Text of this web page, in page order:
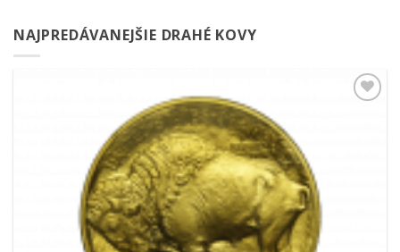
NAJPREDÁVANEJŠIE DRAHÉ KOVY